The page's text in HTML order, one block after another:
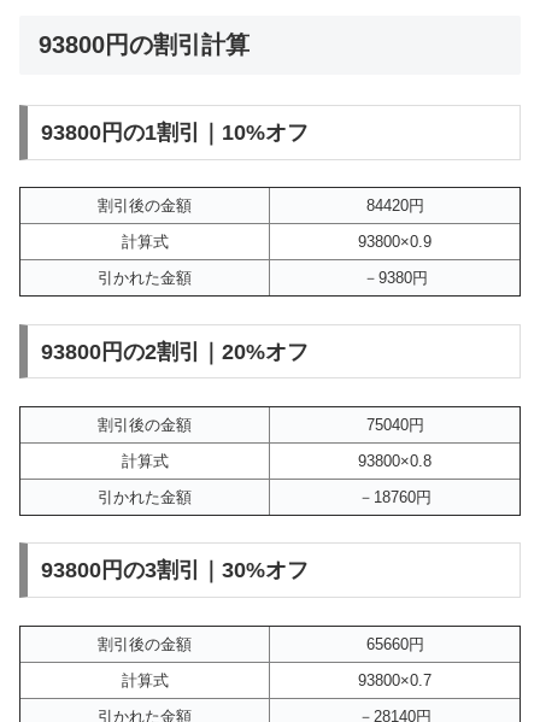
93800円の割引計算
93800円の1割引｜10%オフ
割引後の金額
84420円
計算式
93800×0.9
引かれた金額
－9380円
93800円の2割引｜20%オフ
割引後の金額
75040円
計算式
93800×0.8
引かれた金額
－18760円
93800円の3割引｜30%オフ
割引後の金額
65660円
計算式
93800×0.7
引かれた金額
－28140円